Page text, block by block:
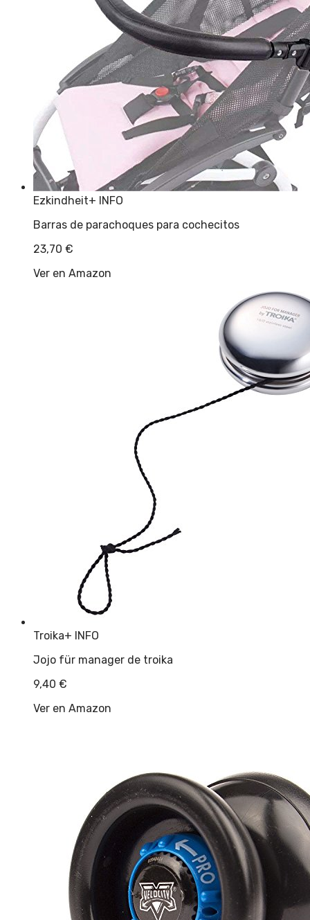
Ezkindheit+ INFO
Barras de parachoques para cochecitos
23,70 €
Ver en Amazon
Troika+ INFO
Jojo für manager de troika
9,40 €
Ver en Amazon